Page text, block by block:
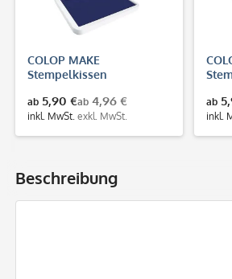
COLOP MAKE
Stempelkissen
ab 5,90 €
inkl. MwSt.
ab 4,96 €
exkl. MwSt.
ab
inkl.
Beschreibung